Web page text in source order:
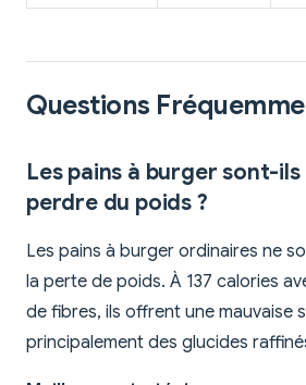
Questions
Les pains à burger sont-
perdre du poids ?
Les pains à burger ordinaires ne
la perte de poids. À 137 calories
de fibres, ils offrent une mauvaise
principalement des glucides